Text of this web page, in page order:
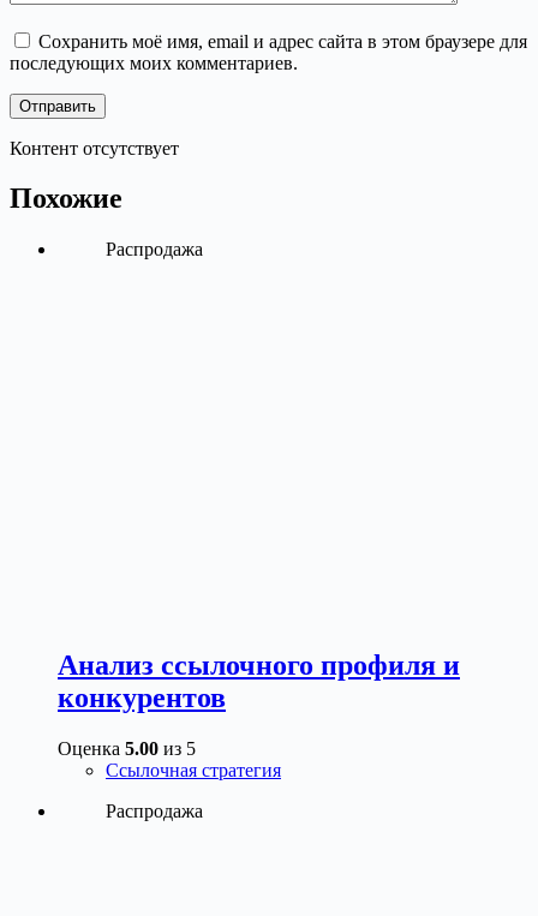
Сохранить моё имя, email и адрес сайта в этом браузере для
последующих моих комментариев.
Отправить
Контент отсутствует
Похожие
Распродажа
Анализ ссылочного профиля и
конкурентов
Оценка 5.00 из 5
Ссылочная стратегия
Распродажа